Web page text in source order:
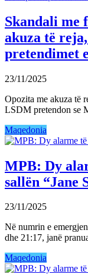
Skandali me
akuza të
pretendimet
23/11/2025
Opozita me akuza të
LSDM pretendon se
Maqedonia
MPB: Dy
sallën “Jane
23/11/2025
Në numrin e
dhe 21:17, janë
Maqedonia